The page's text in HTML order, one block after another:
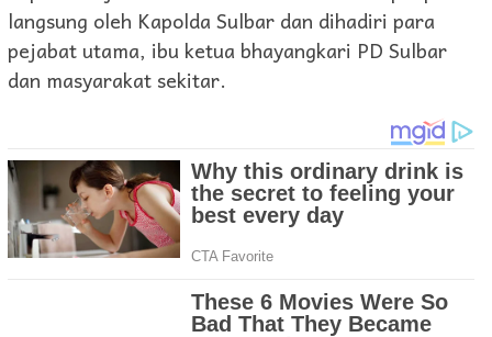
langsung oleh Kapolda Sulbar dan dihadiri para
pejabat utama, ibu ketua bhayangkari PD Sulbar
dan masyarakat sekitar.